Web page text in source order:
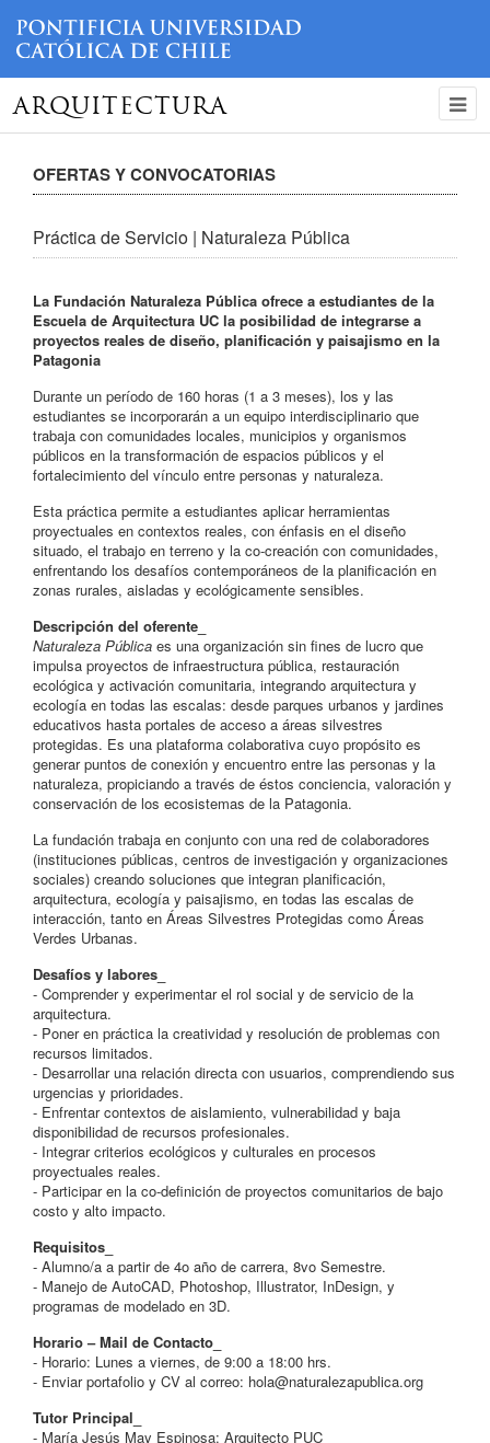
ARQUITECTURA
OFERTAS Y CONVOCATORIAS
Práctica de Servicio | Naturaleza Pública
La Fundación Naturaleza Pública ofrece a estudiantes de la
Escuela de Arquitectura UC la posibilidad de integrarse a
proyectos reales de diseño, planificación y paisajismo en la
Patagonia
Durante un período de 160 horas (1 a 3 meses), los y las
estudiantes se incorporarán a un equipo interdisciplinario que
trabaja con comunidades locales, municipios y organismos
públicos en la transformación de espacios públicos y el
fortalecimiento del vínculo entre personas y naturaleza.
Esta práctica permite a estudiantes aplicar herramientas
proyectuales en contextos reales, con énfasis en el diseño
situado, el trabajo en terreno y la co-creación con comunidades,
enfrentando los desafíos contemporáneos de la planificación en
zonas rurales, aisladas y ecológicamente sensibles.
Descripción del oferente_
Naturaleza Pública es una organización sin fines de lucro que
impulsa proyectos de infraestructura pública, restauración
ecológica y activación comunitaria, integrando arquitectura y
ecología en todas las escalas: desde parques urbanos y jardines
educativos hasta portales de acceso a áreas silvestres
protegidas. Es una plataforma colaborativa cuyo propósito es
generar puntos de conexión y encuentro entre las personas y la
naturaleza, propiciando a través de éstos conciencia, valoración y
conservación de los ecosistemas de la Patagonia.
La fundación trabaja en conjunto con una red de colaboradores
(instituciones públicas, centros de investigación y organizaciones
sociales) creando soluciones que integran planificación,
arquitectura, ecología y paisajismo, en todas las escalas de
interacción, tanto en Áreas Silvestres Protegidas como Áreas
Verdes Urbanas.
Desafíos y labores_
- Comprender y experimentar el rol social y de servicio de la
arquitectura.
- Poner en práctica la creatividad y resolución de problemas con
recursos limitados.
- Desarrollar una relación directa con usuarios, comprendiendo sus
urgencias y prioridades.
- Enfrentar contextos de aislamiento, vulnerabilidad y baja
disponibilidad de recursos profesionales.
- Integrar criterios ecológicos y culturales en procesos
proyectuales reales.
- Participar en la co-definición de proyectos comunitarios de bajo
costo y alto impacto.
Requisitos_
- Alumno/a a partir de 4o año de carrera, 8vo Semestre.
- Manejo de AutoCAD, Photoshop, Illustrator, InDesign, y
programas de modelado en 3D.
Horario – Mail de Contacto_
- Horario: Lunes a viernes, de 9:00 a 18:00 hrs.
- Enviar portafolio y CV al correo: hola@naturalezapublica.org
Tutor Principal_
- María Jesús May Espinosa: Arquitecto PUC